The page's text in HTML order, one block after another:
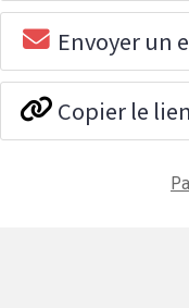
Envoyer un
Copier le lien